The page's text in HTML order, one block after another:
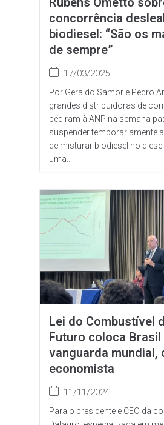
concorrência
biodiesel: “São os
de sempre”
17/03/2025
Por Geraldo Samor e Pedro
grandes distribuidoras de
pediram à ANP na semana
suspender temporariamente
de misturar biodiesel no
uma...
Lei do Combustível
Futuro coloca Brasil
vanguarda mundial,
economista
11/11/2024
Para o presidente e CEO da